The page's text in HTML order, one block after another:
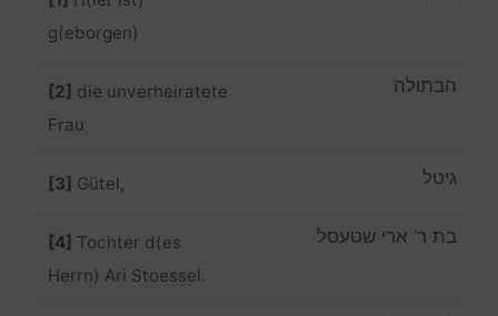
g(eborgen)
[2] die unverheiratete
Frau
הבתולה
[3] Gütel, גיטל
[4] Tochter d(es
Herrn) Ari Stoessel.
בת ר’ ארי שטעסל